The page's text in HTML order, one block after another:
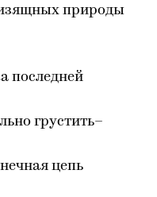
природы
последней
грустить–
цепь